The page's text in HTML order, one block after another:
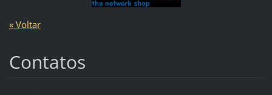
« Voltar
Contatos